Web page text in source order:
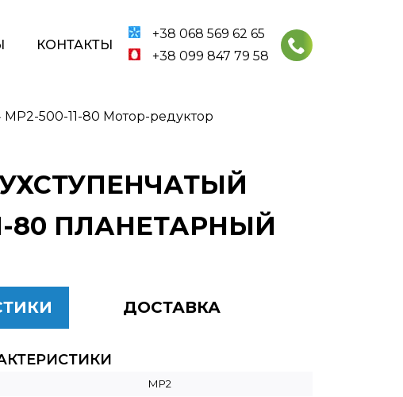
КОНТАКТЫ
+38 068 569 62 65
+38 099 847 79 58
МР2-500-11-80 Мотор-редуктор
80 ПЛАНЕТАРНЫЙ
ДОСТАВКА
МР2